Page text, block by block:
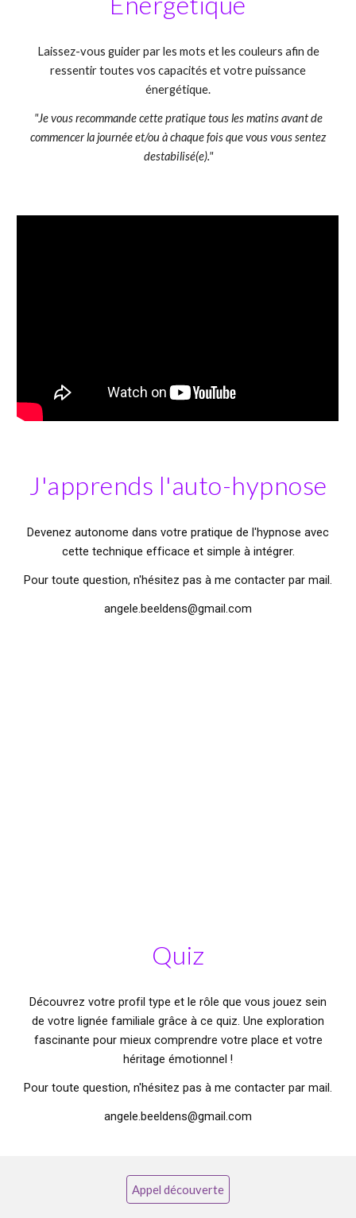
Laissez-vous guider par les mots et les couleurs afin de
ressentir toutes vos capacités et votre puissance
énergétique.
"Je vous recommande cette pratique tous les matins avant de
commencer la journée et/ou à chaque fois que vous vous sentez
destabilisé(e)."
J'apprends l'auto-hypnose
Devenez autonome dans votre pratique de l'hypnose avec
cette technique efficace et simple à intégrer.
Pour toute question, n'hésitez pas à me contacter par mail.
angele.beeldens@gmail.com
Quiz
Découvrez votre profil type et le rôle que vous jouez sein
de votre lignée familiale grâce à ce quiz. Une exploration
fascinante pour mieux comprendre votre place et votre
héritage émotionnel !
Pour toute question, n'hésitez pas à me contacter par mail.
angele.beeldens@gmail.com
Appel découverte